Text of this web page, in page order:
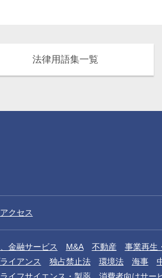
法律用語集一覧
アクセス
金融サービス M&A 不動産 事業再生
イアンス 独占禁止法 環境法 海事